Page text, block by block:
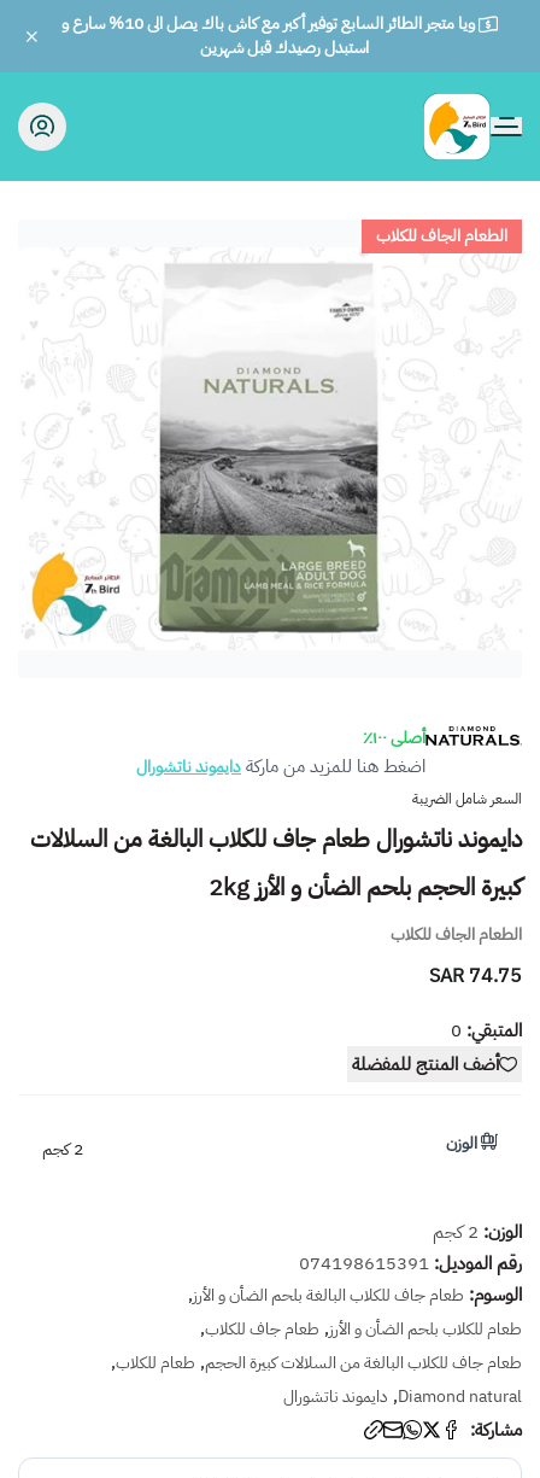
ويا متجر الطائر السابع توفير أكبر مع كاش باك يصل الى 10% سارع و
استبدل رصيدك قبل شهرين
الطائر السابع للحيوانات
الطعام الجاف للكلاب
أصلى ١٠٠٪
اضغط هنا للمزيد من ماركةدايموند ناتشورال
السعر شامل الضريبة
دايموند ناتشورال طعام جاف للكلاب البالغة من السلالات
كبيرة الحجم بلحم الضأن و الأرز 2kg
الطعام الجاف للكلاب
74.75 SAR
المتبقي: 0
أضف المنتج للمفضلة
الوزن 2 كجم
الوزن: 2 كجم
رقم الموديل: 074198615391
الوسوم: طعام جاف للكلاب البالغة بلحم الضأن و الأرز,
طعام للكلاب بلحم الضأن و الأرز, طعام جاف للكلاب,
طعام جاف للكلاب البالغة من السلالات كبيرة الحجم, طعام للكلاب,
Diamond natural
, دايموند ناتشورال
مشاركة: